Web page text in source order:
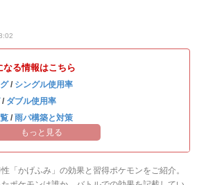
る情報はこちら
/ シングル使用率
/ ダブル使用率
/ 雨パ構築と対策
めランキング
もっと見る
「かげふみ」の効果と習得ポケモンをご紹介。